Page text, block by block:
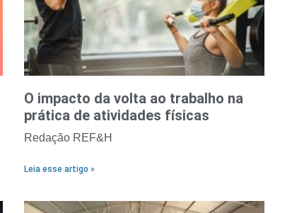
O impacto da volta ao trabalho na
prática de atividades físicas
Redação REF&H
Leia esse artigo »